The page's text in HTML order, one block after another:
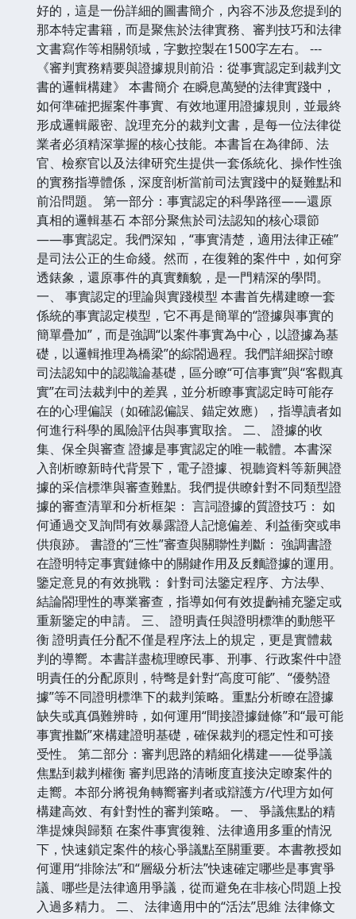
好的，這是一份詳細的圖書簡介，內容不涉及您提到的
那本特定書籍，而是聚焦於法律實務、審判技巧和法律
文書寫作等相關領域，字數控製在1500字左右。 ---
《審判實務精要與證據規則前沿：從事實認定到裁判文
書的邏輯構建》 本書簡介 在瞬息萬變的法律實踐中，
如何準確把握案件事實、有效地運用證據規則，並最終
形成邏輯嚴密、說理充分的裁判文書，是每一位法律從
業者必須精深掌握的核心技能。本書旨在為律師、法
官、檢察官以及法律研究生提供一套係統化、操作性強
的實務指導體係，深度剖析當前司法實踐中的疑難點和
前沿問題。 第一部分：事實認定的科學路徑——還原
真相的邏輯基石 本部分聚焦於司法認知的核心環節
——事實認定。我們深知，“事實清楚，適用法律正確”
是司法公正的生命綫。然而，在復雜的案件中，如何穿
透錶象，還原事件的真實麵貌，是一門精深的學問。
一、 事實認定的理論與實踐模型 本書首先構建瞭一套
係統的事實認定模型，它不再是簡單的“證據與事實的
簡單疊加”，而是強調“以案件事實為中心，以證據為基
礎，以邏輯推理為橋梁”的綜閤過程。我們詳細探討瞭
司法認知中的認識論基礎，區分瞭“可信事實”與“客觀真
實”在司法裁判中的差異，並分析瞭事實認定時可能存
在的心理偏誤（如確認偏誤、錨定效應），指導讀者如
何進行科學的風險評估與事實取捨。 二、 證據的收
集、保全與審查 證據是事實認定的唯一載體。本書深
入剖析瞭新時代背景下，電子證據、視聽資料等新興證
據的采信標準與審查難點。我們提供瞭針對不同類型證
據的審查清單和分析框架： 言詞證據的質證技巧： 如
何通過交叉詢問有效暴露證人記憶偏差、利益衝突或串
供痕跡。 書證的“三性”審查與關聯性判斷： 強調書證
在證明特定事實鏈條中的關鍵作用及反麵證據的運用。
鑒定意見的有效挑戰： 針對司法鑒定程序、方法學、
結論閤理性的專業審查，指導如何有效提齣補充鑒定或
重新鑒定的申請。 三、 證明責任與證明標準的動態平
衡 證明責任分配不僅是程序法上的規定，更是實體裁
判的導嚮。本書詳盡梳理瞭民事、刑事、行政案件中證
明責任的分配原則，特彆是針對“高度可能”、“優勢證
據”等不同證明標準下的裁判策略。重點分析瞭在證據
缺失或真僞難辨時，如何運用“間接證據鏈條”和“最可能
事實推斷”來構建證明基礎，確保裁判的穩定性和可接
受性。 第二部分：審判思路的精細化構建——從爭議
焦點到裁判權衡 審判思路的清晰度直接決定瞭案件的
走嚮。本部分將視角轉嚮審判者或辯護方/代理方如何
構建高效、有針對性的審判策略。 一、 爭議焦點的精
準提煉與歸類 在案件事實復雜、法律適用多重的情況
下，快速鎖定案件的核心爭議點至關重要。本書教授如
何運用“排除法”和“層級分析法”快速確定哪些是事實爭
議、哪些是法律適用爭議，從而避免在非核心問題上投
入過多精力。 二、 法律適用中的“活法”思維 法律條文